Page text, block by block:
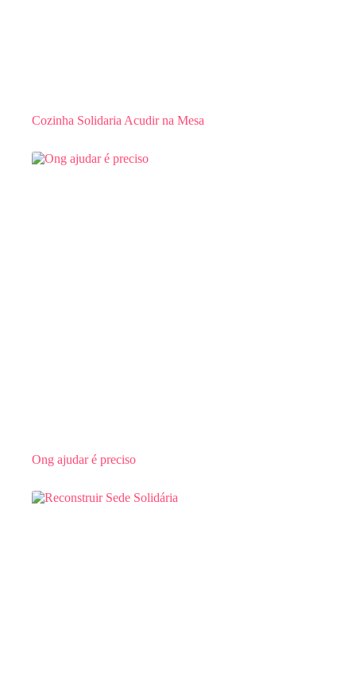
Cozinha Solidaria Acudir na Mesa
Ong ajudar é preciso